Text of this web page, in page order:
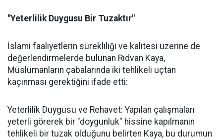
"Yeterlilik Duygusu Bir Tuzaktır"
İslami faaliyetlerin sürekliliği ve kalitesi üzerine de
değerlendirmelerde bulunan Rıdvan Kaya,
Müslümanların çabalarında iki tehlikeli uçtan
kaçınması gerektiğini ifade etti:
Yeterlilik Duygusu ve Rehavet: Yapılan çalışmaları
yeterli görerek bir "doygunluk" hissine kapılmanın
tehlikeli bir tuzak olduğunu belirten Kaya, bu durumun